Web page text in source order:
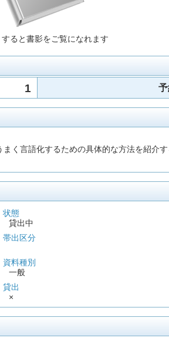
すると書影をご覧になれます
1
く言語化するための具体的な方法を紹介
状態
貸出中
帯出区分
資料種別
一般
貸出
×